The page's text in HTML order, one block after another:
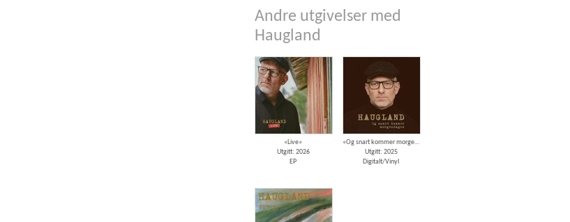
Andre utgivelser med
Haugland
«Live»
Utgitt: 2026
EP
«Og snart kommer morgendagen»
Utgitt: 2025
Digitalt/Vinyl